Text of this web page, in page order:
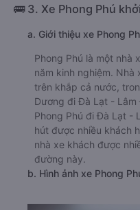
🚌 3. Xe Phong Phú
a. Giới thiệu xe Phong
Phong Phú là một nhà
năm kinh nghiệm.
trên khắp cả nước,
Dương đi Đà Lạt - Lâm
Phong Phú đi Đà Lạt -
hút được nhiều khách
nhà xe khách được
đường này.
b. Hình ảnh xe Phong